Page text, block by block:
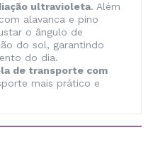
ultravioleta. Além
alavanca e pino
o ângulo de
do sol, garantindo
do dia.
de transporte com
mais prático e